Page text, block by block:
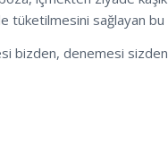
tüketilmesini sağlayan bu
bizden, denemesi